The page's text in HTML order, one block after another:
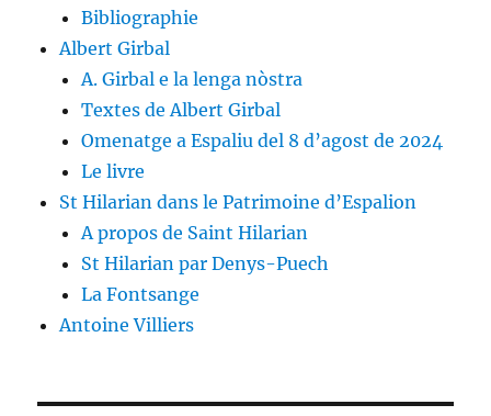
Bibliographie
Albert Girbal
A. Girbal e la lenga nòstra
Textes de Albert Girbal
Omenatge a Espaliu del 8 d’agost de 2024
Le livre
St Hilarian dans le Patrimoine d’Espalion
A propos de Saint Hilarian
St Hilarian par Denys-Puech
La Fontsange
Antoine Villiers